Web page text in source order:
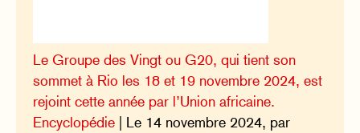
Le Groupe des Vingt ou G20, qui tient son
sommet à Rio les 18 et 19 novembre 2024, est
rejoint cette année par l’Union africaine.
Encyclopédie | Le 14 novembre 2024, par